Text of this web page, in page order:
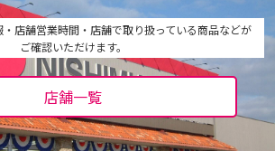
店舗営業時間・店舗で取り扱っている商品などが
ご確認いただけます。
店舗一覧